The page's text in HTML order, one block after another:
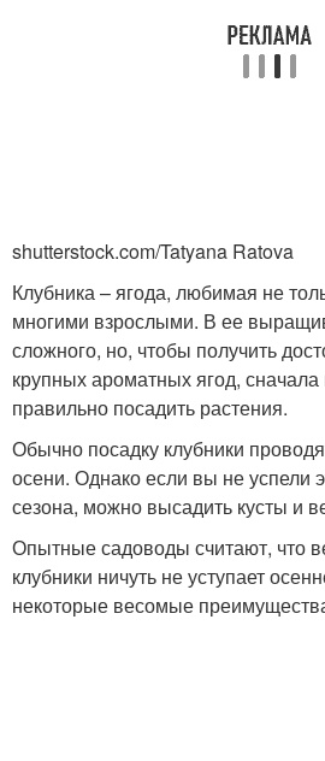
shutterstock.com/Tatyana Ratova
Клубника – ягода, любимая не
многими взрослыми. В ее
сложного, но, чтобы получить
крупных ароматных ягод,
правильно посадить растения.
Обычно посадку клубники
осени. Однако если вы не успели
сезона, можно высадить кусты и
Опытные садоводы считают, что
клубники ничуть не уступает
некоторые весомые